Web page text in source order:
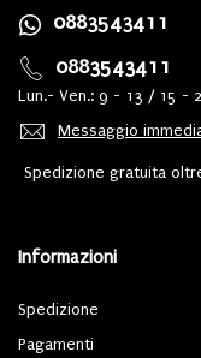
0883543411
0883543411
Lun.- Ven.: 9 - 13 / 15 -
Messaggio
Spedizione gratuita
Informazioni
Spedizione
Pagamenti